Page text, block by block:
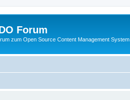
Forum
zum Open Source Content Management System